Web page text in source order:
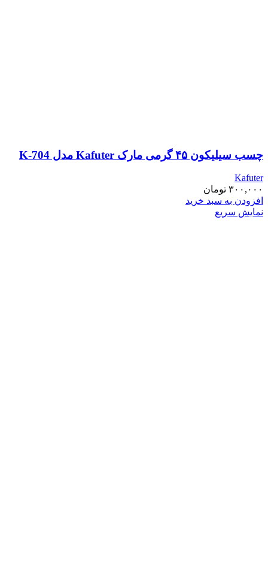
چسب سیلیکون ۴۵ گرمی مارک Kafuter مدل K-704
Kafuter
۳۰۰,۰۰۰ تومان
افزودن به سبد خرید
نمایش سریع